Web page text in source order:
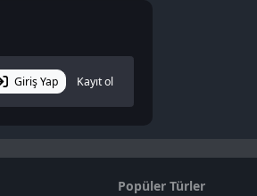
Giriş Yap Kayıt ol
Popüler Türler